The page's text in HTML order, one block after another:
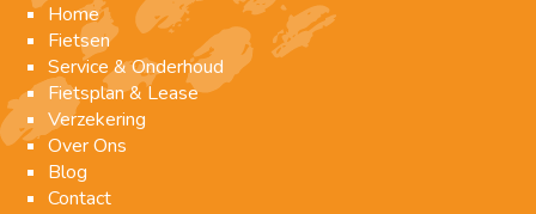
Home
Fietsen
Service & Onderhoud
Fietsplan & Lease
Verzekering
Over Ons
Blog
Contact